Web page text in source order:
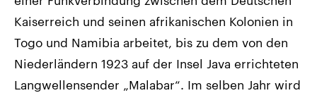
Kaiserreich und seinen afrikanischen Kolonien in
Togo und Namibia arbeitet, bis zu dem von den
Niederländern 1923 auf der Insel Java errichteten
Langwellensender „Malabar“. Im selben Jahr wird